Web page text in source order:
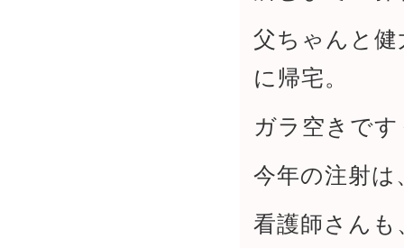
父ちゃんと
に帰宅。
ガラ空きで
今年の注射
看護師さん